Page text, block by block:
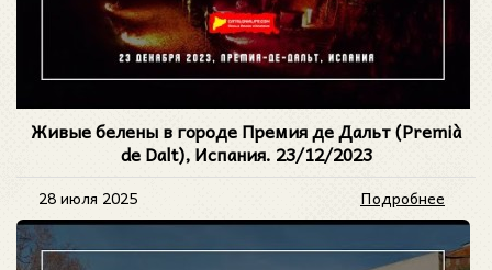
Живые белены в городе Премия де Дальт (Premià
de Dalt), Испания. 23/12/2023
28 июля 2025 Подробнее